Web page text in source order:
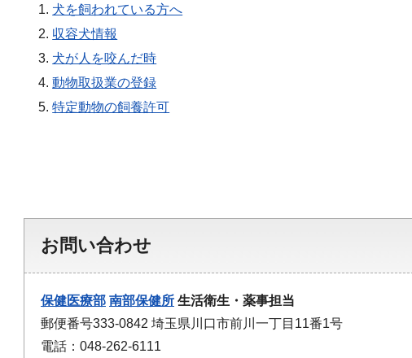
犬を飼われている方へ
収容犬情報
犬が人を咬んだ時
動物取扱業の登録
特定動物の飼養許可
お問い合わせ
保健医療部 南部保健所 生活衛生・薬事担当
郵便番号333-0842 埼玉県川口市前川一丁目11番1号
電話：048-262-6111